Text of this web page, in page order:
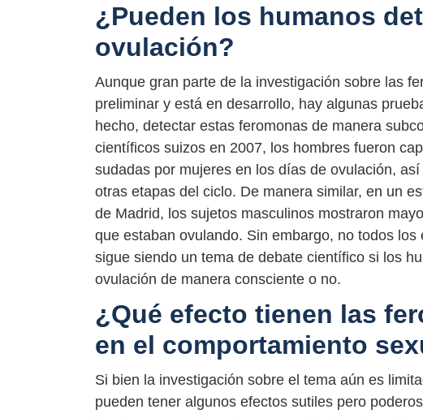
¿Pueden los humanos
ovulación?
Aunque gran parte de la investigación sobre las
preliminar y está en desarrollo, hay algunas
hecho, detectar estas feromonas de manera
científicos suizos en 2007, los hombres fueron
sudadas por mujeres en los días de ovulación,
otras etapas del ciclo. De manera similar, en un
de Madrid, los sujetos masculinos mostraron
que estaban ovulando. Sin embargo, no todos
sigue siendo un tema de debate científico si los
ovulación de manera consciente o no.
¿Qué efecto tienen las
en el comportamiento
Si bien la investigación sobre el tema aún es
pueden tener algunos efectos sutiles pero